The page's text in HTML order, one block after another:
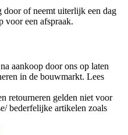
door of neemt uiterlijk een dag
voor een afspraak.
aankoop door ons op laten
in de bouwmarkt. Lees
retourneren gelden niet voor
bederfelijke artikelen zoals